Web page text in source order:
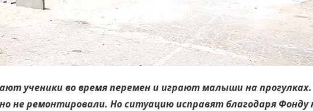
ученики во время перемен и играют малыши на
не ремонтировали. Но ситуацию исправят благодаря Фонду